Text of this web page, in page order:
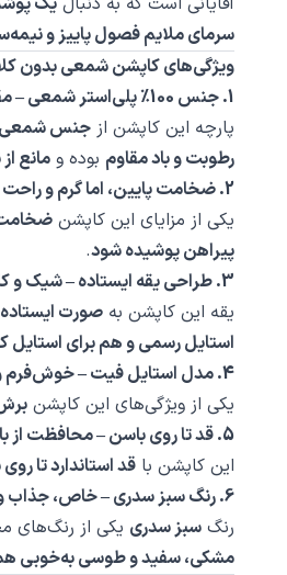
سرمای ملایم فصول پاییز و
ویژگی‌های کاپشن شمعی بدون
1. جنس 100٪ پلی‌استر شمعی – مقاوم، سبک و ضدآب
پارچه این کاپشن از جنس شمعی
رطوبت و باد مقاوم بوده و مانع
2. ضخامت پایین، اما گرم و راحت
یکی از مزایای این کاپشن
پیراهن پوشیده شود.
3. طراحی یقه ایستاده – شیک و کاربردی
یقه این کاپشن به صورت
استایل رسمی و هم برای استایل
4. مدل استایل فیت – خوش‌فرم و مدرن
یکی از ویژگی‌های این کاپشن
5. قد تا روی باسن – محافظت از بالاتنه در برابر سرما
این کاپشن با قد استاندارد تا
6. رنگ سبز سدری – خاص، جذاب و متفاوت
رنگ سبز سدری یکی از رنگ‌های
مشکی، سفید و طوسی به‌خوبی